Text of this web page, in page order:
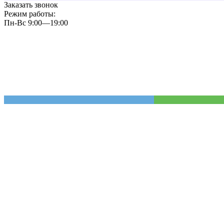
Заказать звонок
Режим работы:
Пн-Вс 9:00—19:00